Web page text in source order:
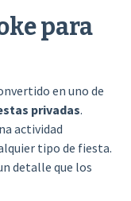
para
en uno de
privadas.
actividad
tipo de fiesta.
detalle que los